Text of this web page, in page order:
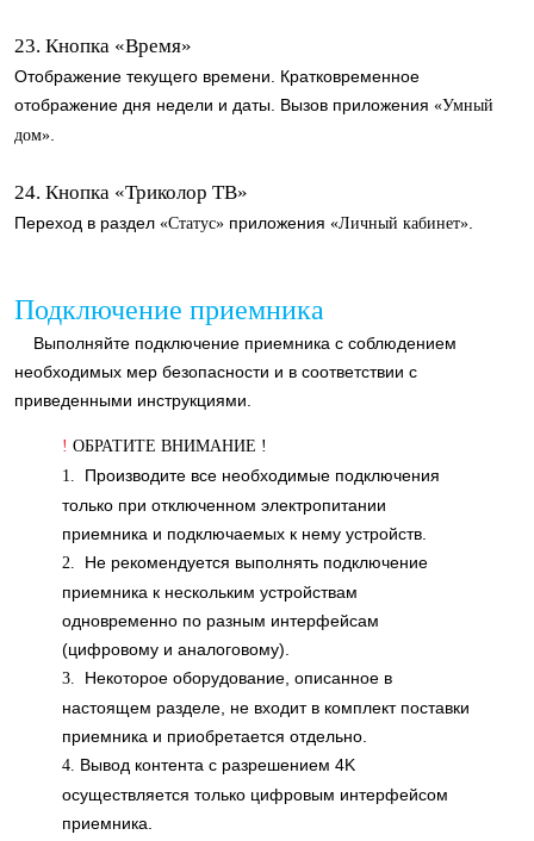
23. Кнопка «Время»
Отображение текущего времени. Кратковременное
отображение дня недели и даты. Вызов приложения «Умный
дом»
24. Кнопка «Триколор ТВ»
Переход в раздел «Статус» приложения «Личный кабинет»
Подключение приемника
Выполняйте подключение приемника с соблюдением
необходимых мер безопасности и в соответствии с
приведенными инструкциями.
! ОБРАТИТЕ ВНИМАНИЕ !
1. Производите все необходимые подключения
только при отключенном электропитании
приемника и подключаемых к нему устройств.
2.
Не рекомендуется выполнять подключение
приемника к нескольким устройствам
одновременно по разным интерфейсам
(цифровому и аналоговому).
3. Некоторое оборудование, описанное в
настоящем разделе, не входит в комплект поставки
приемника и приобретается отдельно.
4. Вывод контента с разрешением 4K
осуществляется только цифровым интерфейсом
приемника.